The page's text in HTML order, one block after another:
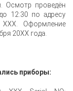
Осмотр проведён
12:30 по адресу
ХХХ. Оформление
20ХХ года.
приборы: